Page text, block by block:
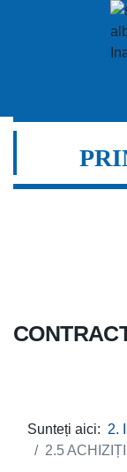
Sunteți aici: 2.
2.5